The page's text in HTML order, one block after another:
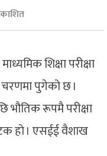
शिक्षा परीक्षा
पुगेको छ ।
भौतिक रूपमै परीक्षा
हो । एसईई वैशाख